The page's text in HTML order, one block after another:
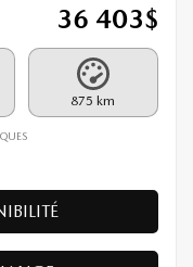
36 403$
875 km